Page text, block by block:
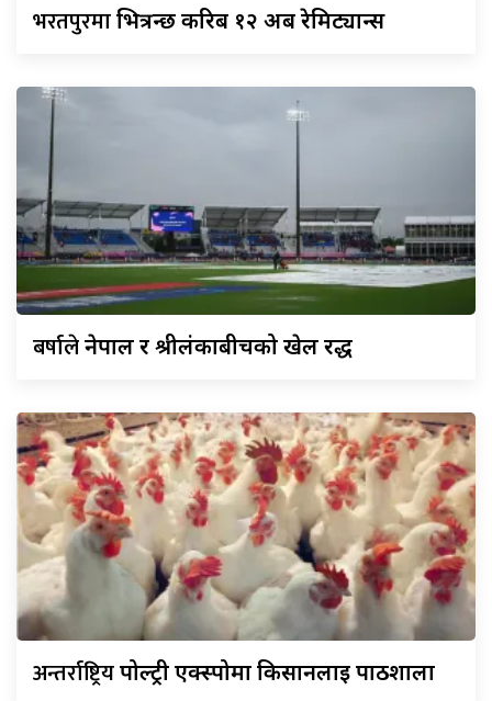
भरतपुरमाभित्रन्छ करिब १२ अर्ब रेमिट्यान्स
बर्षालेनेपाल र श्रीलंकाबीचको खेल रद्ध
अन्तर्राष्ट्रियपोल्ट्री एक्स्पोमा किसानलाई पाठशाला